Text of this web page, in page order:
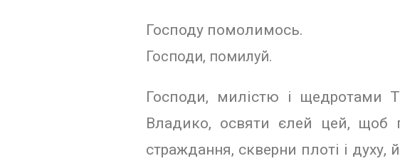
Господу помолимось.
Господи, помилуй.
Господи, милістю і щедротами
Владико, освяти єлей цей, щоб
страждання, скверни плоті і духу,